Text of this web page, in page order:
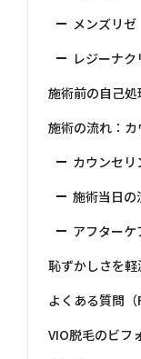
メンズリゼ
レジーナ
施術前の自己
施術の流れ：
カウンセリ
施術当日の
アフター
恥ずかしさを
よくある質問（
VIO脱毛のビフ